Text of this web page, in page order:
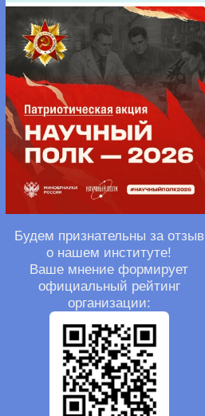
Будем признательны за отзыв
о нашем институте!
Ваше мнение формирует
официальный рейтинг
организации: